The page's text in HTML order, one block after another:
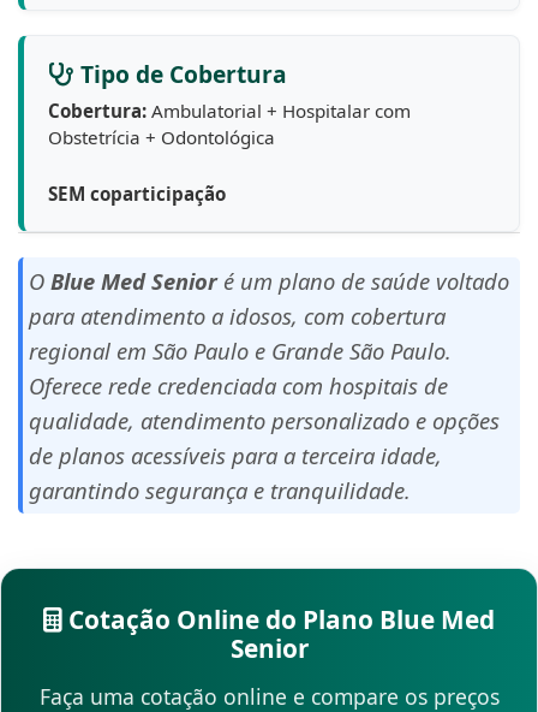
Tipo de Cobertura
Cobertura: Ambulatorial + Hospitalar com
Obstetrícia + Odontológica
SEM coparticipação
O Blue Med Senioré um plano de saúde voltado
para atendimento a idosos, com cobertura
regional em São Paulo e Grande São Paulo.
Oferece rede credenciada com hospitais de
qualidade, atendimento personalizado e opções
de planos acessíveis para a terceira idade,
garantindo segurança e tranquilidade.
Cotação Online do Plano Blue Med
Senior
Faça uma cotação online e compare os preços